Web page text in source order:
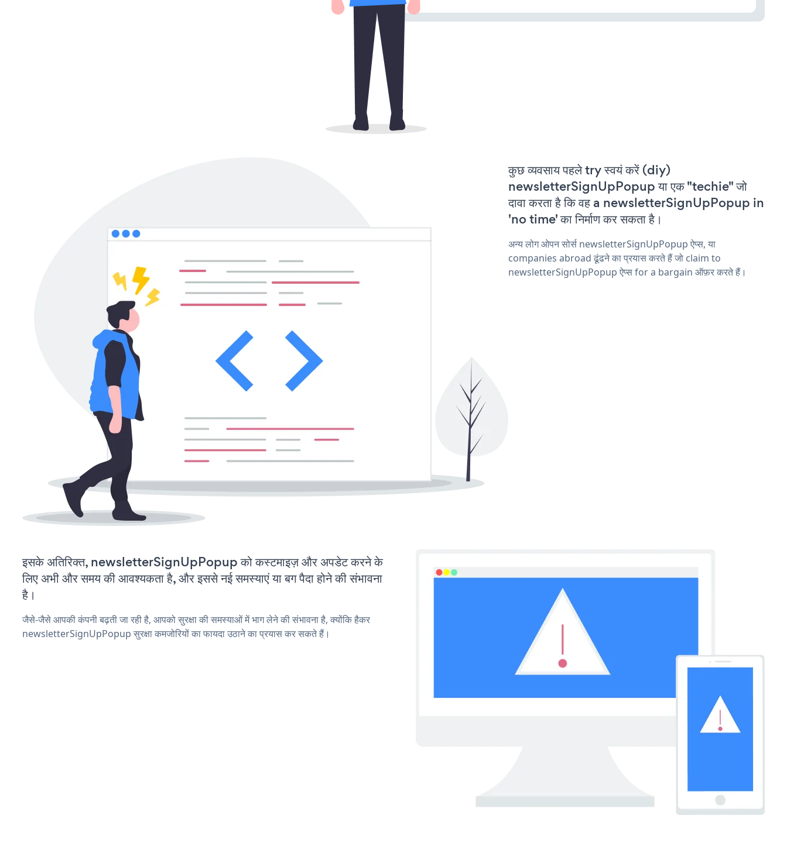
कुछ व्यवसाय पहले try स्वयं करें (diy)
newsletterSignUpPopup या एक "techie" जो
दावा करता है कि वह a newsletterSignUpPopup in
'no time' का निर्माण कर सकता है।
अन्य लोग ओपन सोर्स newsletterSignUpPopup ऐप्स, या
companies abroad ढूंढने का प्रयास करते हैं जो claim to
newsletterSignUpPopup ऐप्स for a bargain ऑफ़र करते हैं।
इसके अतिरिक्त, newsletterSignUpPopup को कस्टमाइज़ और अपडेट करने के
लिए अभी और समय की आवश्यकता है, और इससे नई समस्याएं या बग पैदा होने की संभावना
है।
जैसे-जैसे आपकी कंपनी बढ़ती जा रही है, आपको सुरक्षा की समस्याओं में भाग लेने की संभावना है, क्योंकि हैकर
newsletterSignUpPopup सुरक्षा कमजोरियों का फायदा उठाने का प्रयास कर सकते हैं।